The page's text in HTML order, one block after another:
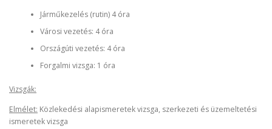
Járműkezelés (rutin) 4 óra
Városi vezetés: 4 óra
Országúti vezetés: 4 óra
Forgalmi vizsga: 1 óra
Vizsgák:
Elmélet: Közlekedési alapismeretek vizsga, szerkezeti és üzemeltetési
ismeretek vizsga